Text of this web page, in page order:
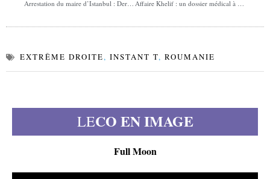
Arrestation du maire d’Istanbul : Dernier acte de l’autoritarisme ? Affaire Khelif : un dossier médical à la sauce algérienne(2/4)
EXTRÊME DROITE, INSTANT T, ROUMANIE
LECO EN IMAGE
Full Moon